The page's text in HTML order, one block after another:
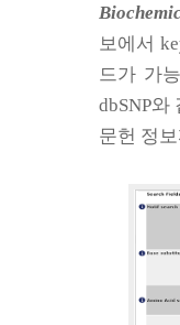
보에서
드가 가
dbSNP와
문헌 정